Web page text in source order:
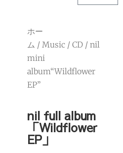
ホー
ム / Music / CD / nil
mini
album“Wildflower
EP”
nil full album
「Wildflower
EP」